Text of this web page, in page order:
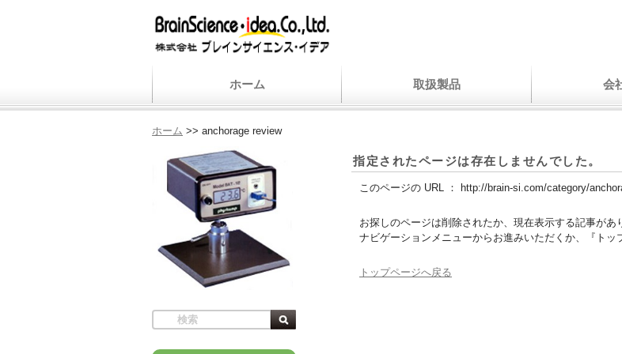
ホーム 取扱製品 会
ホーム >> anchorage review
指定されたページは存在しませんでした。
このページの URL ： http://brain-si.com/category/
お探しのページは削除されたか、現在表示する記事があ
ナビゲーションメニューからお進みいただくか、『トッ
トップページへ戻る